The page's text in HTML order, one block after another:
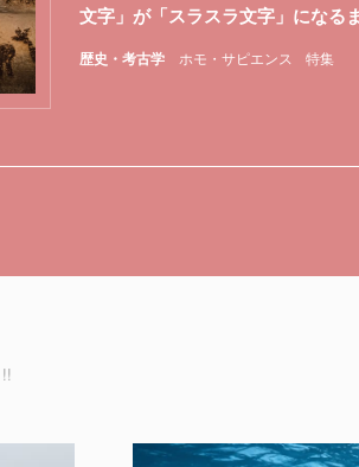
歴史・考古学 ホモ・サピエンス 特集
文字」が「スラスラ文字」になる